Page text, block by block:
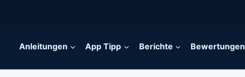
Anleitungen App Tipp Berichte Bewertungen